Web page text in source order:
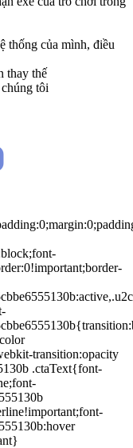
thống của mình, điều
thay thế
tôi
transition:opacity
.ctaText{font-